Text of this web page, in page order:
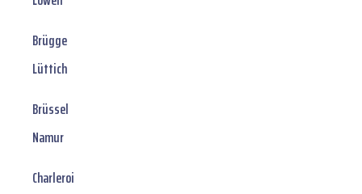
Brügge
Lüttich
Brüssel
Namur
Charleroi